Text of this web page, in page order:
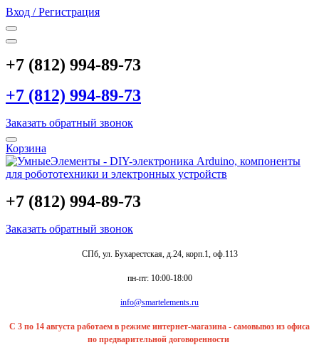
Вход / Регистрация
+7 (812) 994-89-73
+7 (812) 994-89-73
Заказать обратный звонок
Корзина
+7 (812) 994-89-73
Заказать обратный звонок
СПб, ул. Бухарестская, д.24, корп.1, оф.113
пн-пт: 10:00-18:00
info@smartelements.ru
С 3 по 14 августа работаем в режиме интернет-магазина - самовывоз из офиса
по предварительной договоренности